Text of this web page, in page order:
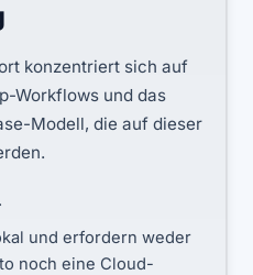
konzentriert sich auf
Workflows und das
Modell, die auf dieser
und erfordern weder
noch eine Cloud-